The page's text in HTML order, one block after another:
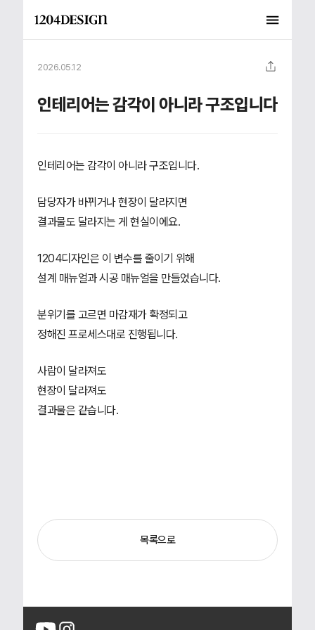
2026.05.12
인테리어는 감각이 아니라 구조입니다
인테리어는 감각이 아니라 구조입니다.
담당자가 바뀌거나 현장이 달라지면
결과물도 달라지는 게 현실이에요.
1204디자인은 이 변수를 줄이기 위해
설계 매뉴얼과 시공 매뉴얼을 만들었습니다.
분위기를 고르면 마감재가 확정되고
정해진 프로세스대로 진행됩니다.
사람이 달라져도
현장이 달라져도
결과물은 같습니다.
목록으로